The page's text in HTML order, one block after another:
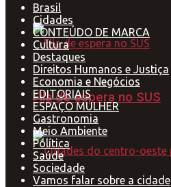
Fila de espera no SUS
Brasil
Cidades
CONTEÚDO DE MARCA
Cultura
Destaques
Direitos Humanos e Justiça
Economia e Negócios
EDITORIAIS
ESPAÇO MULHER
Gastronomia
Meio Ambiente
Política
Saúde
Sociedade
Vamos falar sobre a cidade